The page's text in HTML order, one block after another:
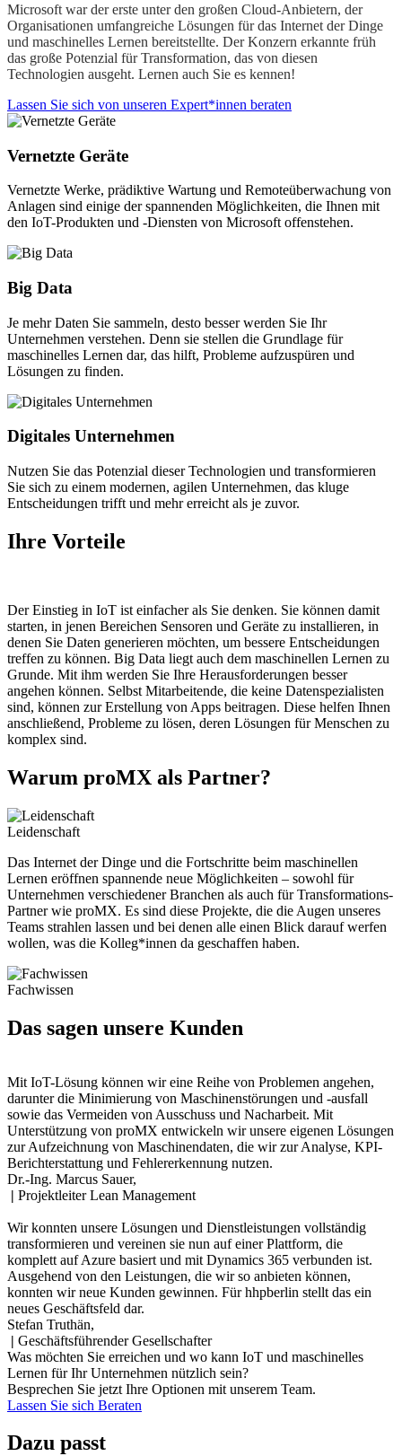
Microsoft war der erste unter den großen Cloud-Anbietern, der
Organisationen umfangreiche Lösungen für das Internet der Dinge
und maschinelles Lernen bereitstellte. Der Konzern erkannte früh
das große Potenzial für Transformation, das von diesen
Technologien ausgeht. Lernen auch Sie es kennen!
Lassen Sie sich von unseren Expert*innen beraten
Vernetzte Geräte
Vernetzte Werke, prädiktive Wartung und Remoteüberwachung von
Anlagen sind einige der spannenden Möglichkeiten, die Ihnen mit
den IoT-Produkten und -Diensten von Microsoft offenstehen.
Big Data
Je mehr Daten Sie sammeln, desto besser werden Sie Ihr
Unternehmen verstehen. Denn sie stellen die Grundlage für
maschinelles Lernen dar, das hilft, Probleme aufzuspüren und
Lösungen zu finden.
Digitales Unternehmen
Nutzen Sie das Potenzial dieser Technologien und transformieren
Sie sich zu einem modernen, agilen Unternehmen, das kluge
Entscheidungen trifft und mehr erreicht als je zuvor.
Ihre Vorteile
Der Einstieg in IoT ist einfacher als Sie denken. Sie können damit
starten, in jenen Bereichen Sensoren und Geräte zu installieren, in
denen Sie Daten generieren möchten, um bessere Entscheidungen
treffen zu können. Big Data liegt auch dem maschinellen Lernen zu
Grunde. Mit ihm werden Sie Ihre Herausforderungen besser
angehen können. Selbst Mitarbeitende, die keine Datenspezialisten
sind, können zur Erstellung von Apps beitragen. Diese helfen Ihnen
anschließend, Probleme zu lösen, deren Lösungen für Menschen zu
komplex sind.
Warum proMX als Partner?
Leidenschaft
Das Internet der Dinge und die Fortschritte beim maschinellen
Lernen eröffnen spannende neue Möglichkeiten – sowohl für
Unternehmen verschiedener Branchen als auch für Transformations-
Partner wie proMX. Es sind diese Projekte, die die Augen unseres
Teams strahlen lassen und bei denen alle einen Blick darauf werfen
wollen, was die Kolleg*innen da geschaffen haben.
Fachwissen
Das sagen unsere Kunden
Mit IoT-Lösung können wir eine Reihe von Problemen angehen,
darunter die Minimierung von Maschinenstörungen und -ausfall
sowie das Vermeiden von Ausschuss und Nacharbeit. Mit
Unterstützung von proMX entwickeln wir unsere eigenen Lösungen
zur Aufzeichnung von Maschinendaten, die wir zur Analyse, KPI-
Berichterstattung und Fehlererkennung nutzen.
Dr.-Ing. Marcus Sauer,
| Projektleiter Lean Management
Wir konnten unsere Lösungen und Dienstleistungen vollständig
transformieren und vereinen sie nun auf einer Plattform, die
komplett auf Azure basiert und mit Dynamics 365 verbunden ist.
Ausgehend von den Leistungen, die wir so anbieten können,
konnten wir neue Kunden gewinnen. Für hhpberlin stellt das ein
neues Geschäftsfeld dar.
Stefan Truthän,
| Geschäftsführender Gesellschafter
Was möchten Sie erreichen und wo kann IoT und maschinelles
Lernen für Ihr Unternehmen nützlich sein?
Besprechen Sie jetzt Ihre Optionen mit unserem Team.
Lassen Sie sich Beraten
Dazu passt